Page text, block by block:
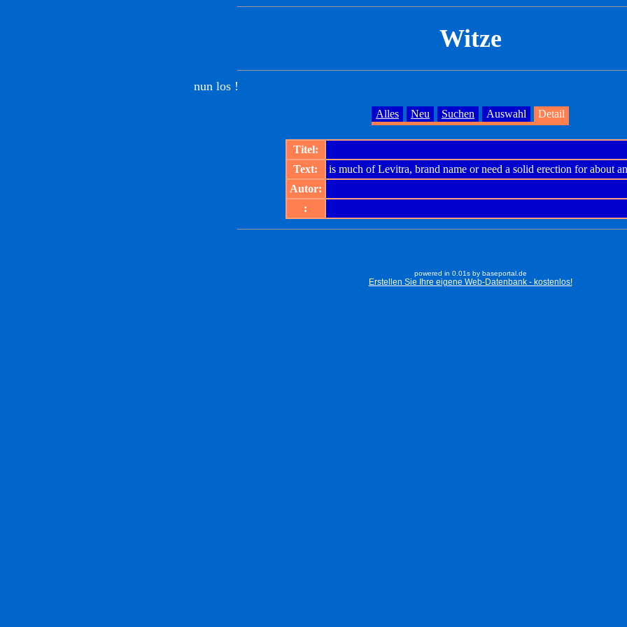
Witze
nun los !
Alles Neu Suchen Auswahl Detail
Titel:
Text:
is much of Levitra, brand name or need a solid erection for about
Autor:
:
powered in 0.01s by baseportal.de
Erstellen Sie Ihre eigene Web-Datenbank - kostenlos!